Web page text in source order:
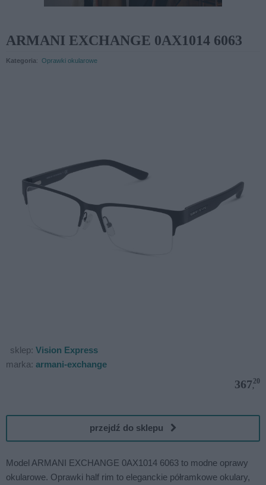
ARMANI EXCHANGE 0AX1014 6063
Kategoria: Oprawki okularowe
sklep: Vision Express
marka: armani-exchange
367,
20
przejdź do sklepu
Model ARMANI EXCHANGE 0AX1014 6063 to modne oprawy
okularowe. Oprawki half rim to eleganckie półramkowe okulary,